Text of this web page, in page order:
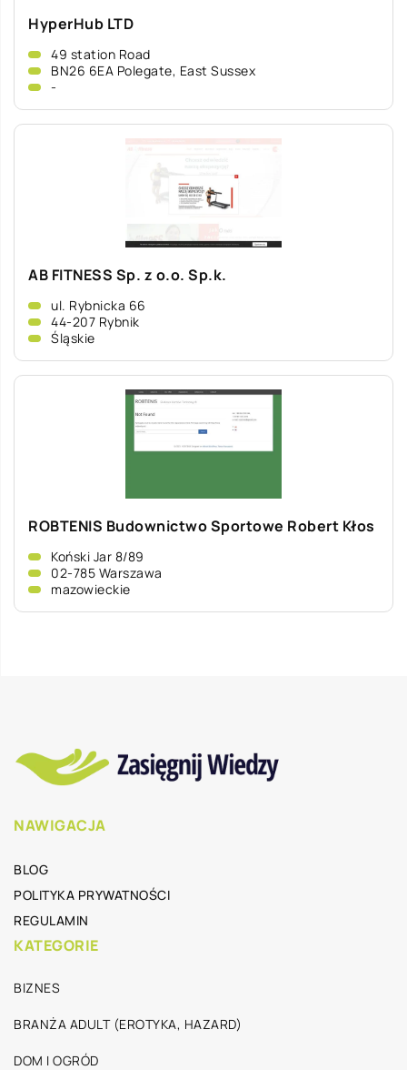
HyperHub LTD
49 station Road
BN26 6EA Polegate, East Sussex
-
AB FITNESS Sp. z o.o. Sp.k.
ul. Rybnicka 66
44-207 Rybnik
Śląskie
ROBTENIS Budownictwo Sportowe Robert Kłos
Koński Jar 8/89
02-785 Warszawa
mazowieckie
NAWIGACJA
BLOG
POLITYKA PRYWATNOŚCI
REGULAMIN
KATEGORIE
BIZNES
BRANŻA ADULT (EROTYKA, HAZARD)
DOM I OGRÓD